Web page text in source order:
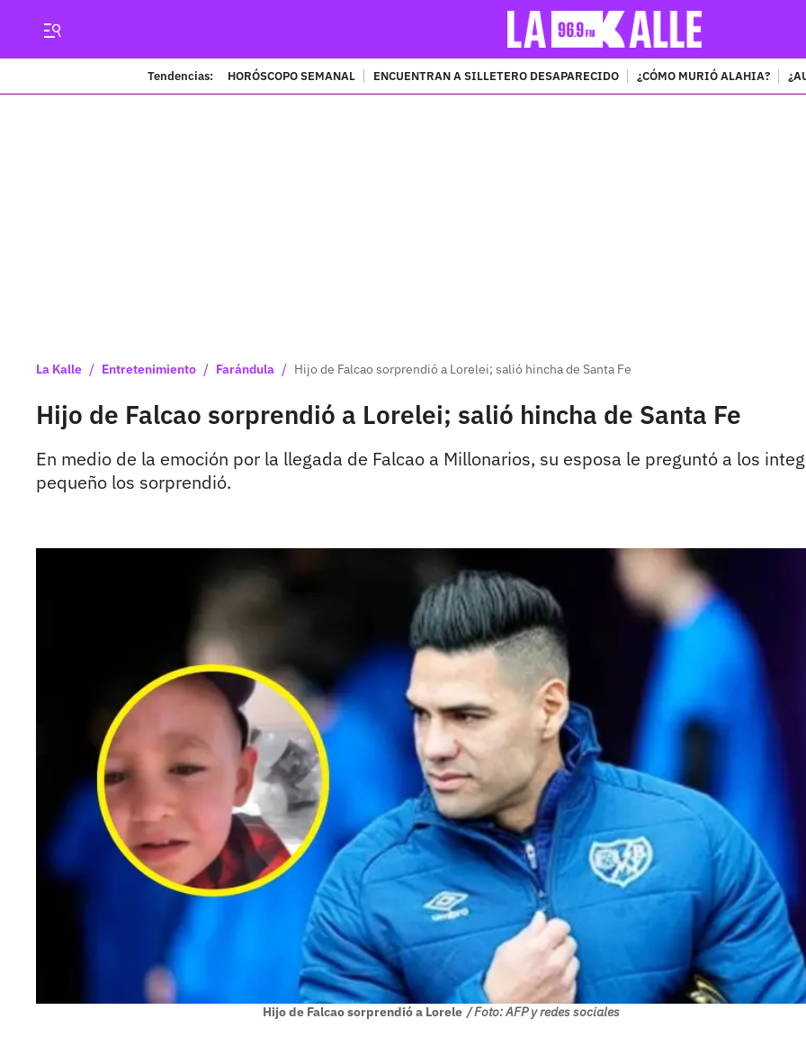
Tendencias: HORÓSCOPO SEMANAL ENCUENTRAN A SILLETERO DESAPARECIDO ¿CÓMO MURIÓ ALAHIA?
La Kalle / Entretenimiento / Farándula / Hijo de Falcao sorprendió a Lorelei; salió hincha de Santa Fe
Hijo de Falcao sorprendió a Lorelei; salió hincha de Santa Fe
En medio de la emoción por la llegada de Falcao a Millonarios, su esposa le preguntó a los
pequeño los sorprendió.
Hijo de Falcao sorprendió a Lorele / Foto: AFP y redes sociales